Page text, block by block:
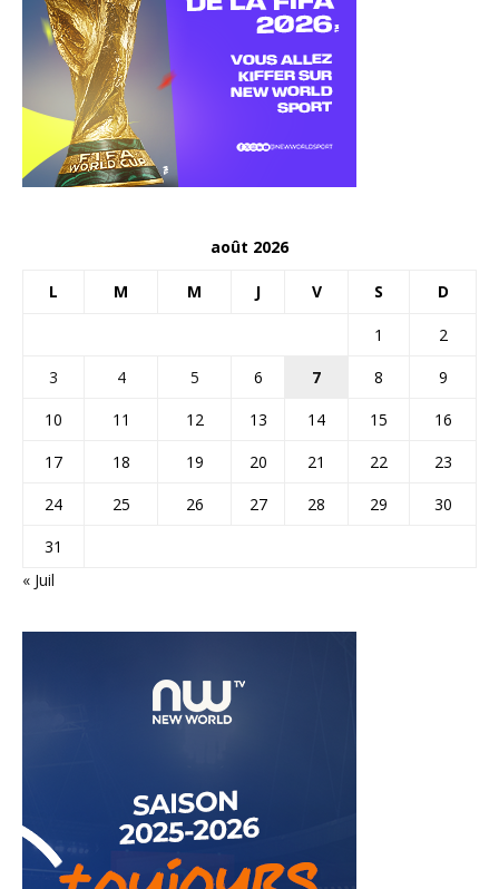
août 2026
L M M J V S D
1
2
3
4 5 6 7 8
9
10
11 12 13 14 15
16
17
18 19 20 21 22
23
24
25 26 27 28 29
30
31
« Juil